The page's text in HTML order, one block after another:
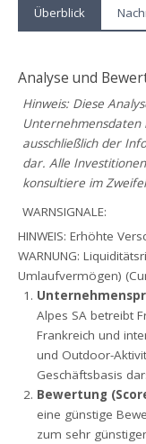
Überblick
Analyse und
Hinweis: Diese
Unternehmensdaten
ausschließlich der
dar. Alle
konsultiere im
WARNSIGNALE:
HINWEIS: Erhöhte
WARNUNG:
Umlaufvermögen)
Alpes SA betreibt
Frankreich und
und Outdoor-
Geschäftsbasis
Bewertung
eine günstige
zum sehr